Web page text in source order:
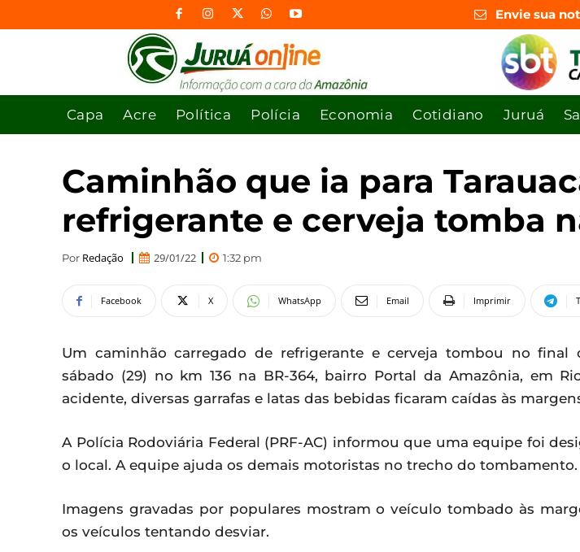
Envie sua
Capa Acre Política Polícia Economia Cotidiano Juruá
Caminhão que ia para
refrigerante e cerveja tomba
Por Redação 29/01/22 1:32 pm
Facebook X WhatsApp Email Imprimir
Um caminhão carregado de refrigerante e cerveja tombou no final
sábado (29) no km 136 na BR-364, bairro Portal da Amazônia, em
acidente, diversas garrafas e latas das bebidas ficaram caídas às
A Polícia Rodoviária Federal (PRF-AC) informou que uma equipe foi
o local. A equipe ajuda os demais motoristas no trecho do tombamento.
Imagens gravadas por populares mostram o veículo tombado às
os veículos tentando desviar.